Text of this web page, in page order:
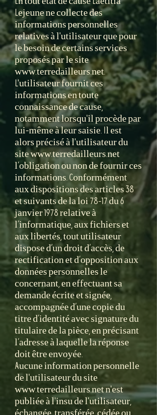
Lejeune ne collecte des
informations personnelles
relatives à l'utilisateur que pour
le besoin de certains services
proposés par le site
www.terredailleurs.net.
L'utilisateur fournit ces
informations en toute
connaissance de cause,
notamment lorsqu'il procède par
lui-même à leur saisie. Il est
alors précisé à l'utilisateur du
sitewww.terredailleurs.net
l’obligation ou non de fournir ces
informations. Conformément
aux dispositions des articles 38
et suivants de la loi 78-17 du 6
janvier 1978 relative à
l’informatique, aux fichiers et
aux libertés, tout utilisateur
dispose d’un droit d’accès, de
rectification et d’opposition aux
données personnelles le
concernant, en effectuant sa
demande écrite et signée,
accompagnée d’une copie du
titre d’identité avec signature du
titulaire de la pièce, en précisant
l’adresse à laquelle la réponse
doit être envoyée.
Aucune information personnelle
de l'utilisateur du site
www.terredailleurs.net n'est
publiée à l'insu de l'utilisateur,
échangée, transférée, cédée ou